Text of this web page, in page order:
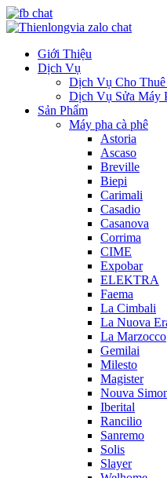
Giới Thiệu
Dịch Vụ
Dịch Vụ Cho Thuê
Dịch Vụ Sửa Máy
Sản Phẩm
Máy pha cà phê
Astoria
Ascaso
Breville
Biepi
Carimali
Casadio
Casanova
Corrima
CIME
Expobar
ELEKTRA
Faema
La Cimbali
La Nuova
La Marzocco
Gemilai
Milesto
Magister
Nouva
Iberital
Rancilio
Sanremo
Solis
Slayer